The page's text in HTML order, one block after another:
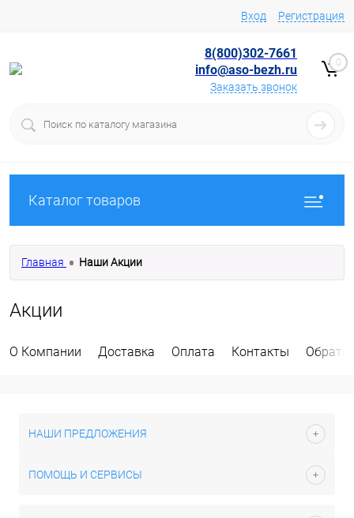
Вход Регистрация
8(800)302-7661
info@aso-bezh.ru
Заказать звонок
0
Каталог товаров
Главная Наши Акции
Акции
О Компании Доставка Оплата Контакты
НАШИ ПРЕДЛОЖЕНИЯ
ПОМОЩЬ И СЕРВИСЫ